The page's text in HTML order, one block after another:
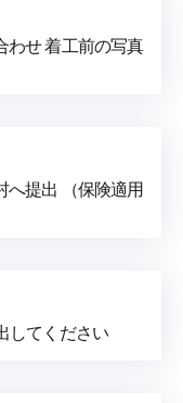
わせ 着工前の写真
へ提出 （保険適用
してください